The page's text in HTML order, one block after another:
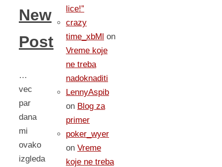
New
Post
…
vec
par
dana
mi
ovako
izgleda
lice!”
crazy
time_xbMl on
Vreme koje
ne treba
nadoknaditi
LennyAspib
on Blog za
primer
poker_wyer
on Vreme
koje ne treba